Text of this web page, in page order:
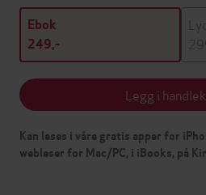
Ebok
249,-
Legg i
Kan leses i våre gratis apper for
webleser for Mac/PC, i iBooks, på